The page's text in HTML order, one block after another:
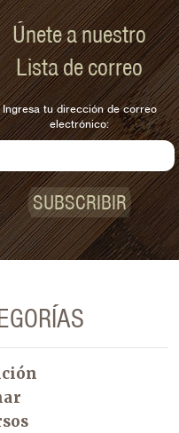
Únete a nuestro
Lista de correo
Ingresa tu dirección de correo
electrónico:
SUBSCRIBIR